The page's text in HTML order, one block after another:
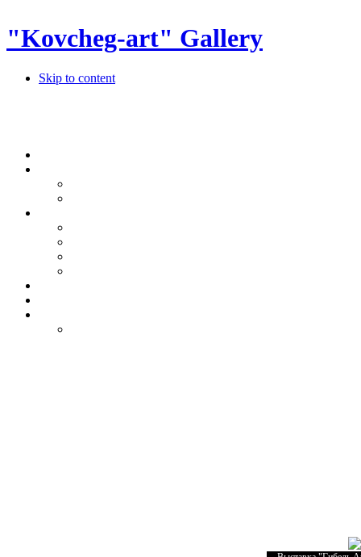
"Kovcheg-art" Gallery
Skip to content